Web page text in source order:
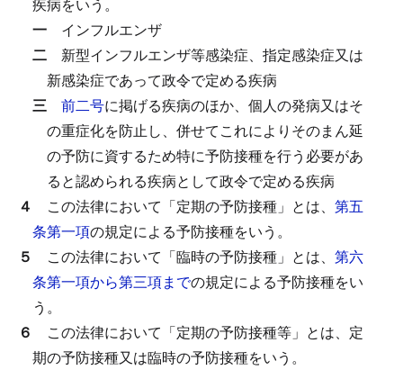
一 インフルエンザ
二 新型インフルエンザ等感染症、指定感染症又は
新感染症であって政令で定める疾病
三 前二号に掲げる疾病のほか、個人の発病又はそ
の重症化を防止し、併せてこれによりそのまん延
の予防に資するため特に予防接種を行う必要があ
ると認められる疾病として政令で定める疾病
４ この法律において「定期の予防接種」とは、 第五
条第一項の規定による予防接種をいう。
５ この法律において「臨時の予防接種」とは、 第六
条第一項から第三項までの規定による予防接種をい
う。
６ この法律において「定期の予防接種等」とは、定
期の予防接種又は臨時の予防接種をいう。